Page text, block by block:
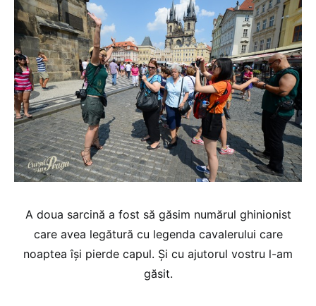
A doua sarcină a fost să găsim numărul ghinionist
care avea legătură cu legenda cavalerului care
noaptea își pierde capul. Și cu ajutorul vostru l-am
găsit.